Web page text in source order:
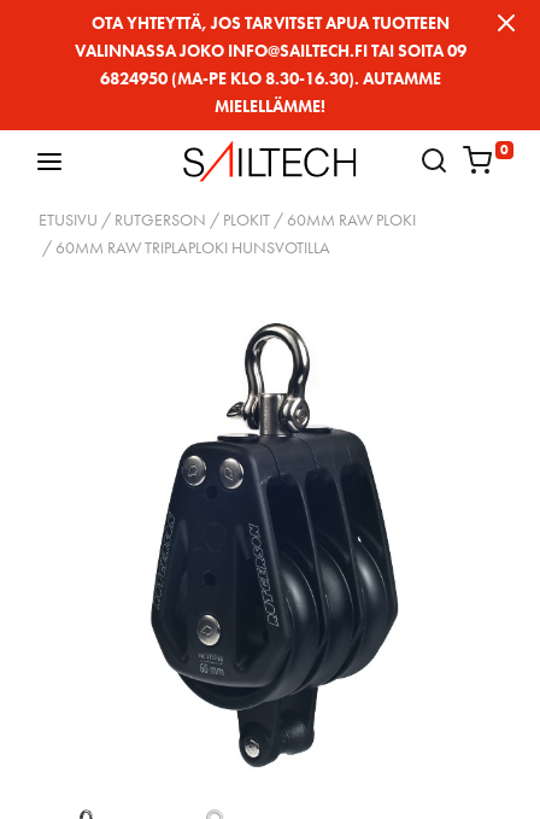
OTA YHTEYTTÄ, JOS TARVITSET APUA TUOTTEEN
VALINNASSA JOKO INFO@SAILTECH.FI TAI SOITA 09
6824950 (MA-PE KLO 8.30-16.30). AUTAMME
MIELELLÄMME!
0
ETUSIVU / RUTGERSON / PLOKIT / 60MM RAW PLOKI
/ 60MM RAW TRIPLAPLOKI HUNSVOTILLA